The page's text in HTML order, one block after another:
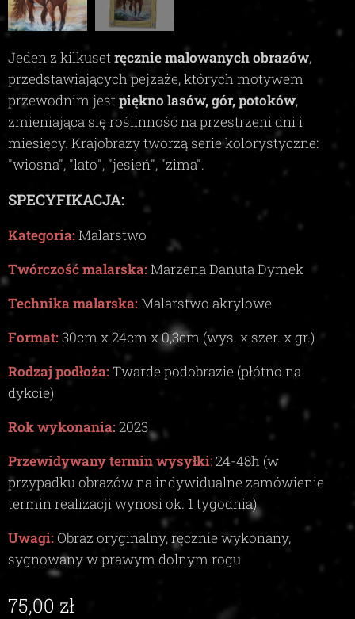
Jeden z kilkusetręcznie malowanych obrazów,
przedstawiających pejzaże, których motywem
przewodnim jestpiękno lasów, gór, potoków,
zmieniająca się roślinność na przestrzeni dni i
miesięcy. Krajobrazy tworzą serie kolorystyczne:
"wiosna", "lato", "jesień", "zima".
SPECYFIKACJA:
Kategoria:Malarstwo
Twórczość malarska:Marzena Danuta Dymek
Technika malarska:Malarstwo akrylowe
Format:30cm x24cm x0,3cm (wys. x szer. x gr.)
Rodzaj podłoża:Twarde podobrazie (płótno na
dykcie)
Rok wykonania:2023
Przewidywany termin wysyłki:24-48h (w
przypadku obrazów na indywidualne zamówienie
termin realizacji wynosi ok. 1tygodnia)
Uwagi:Obraz oryginalny, ręcznie wykonany,
sygnowany w prawym dolnym rogu
75,00 zł